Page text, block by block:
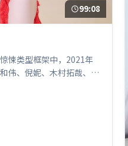
99:08
悚类型框架中，2021年
伟、倪妮、木村拓哉、王
；整体气质偏日本都市与